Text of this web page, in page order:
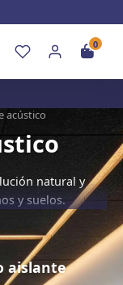
0
acústico
natural y
y suelos.
aislante